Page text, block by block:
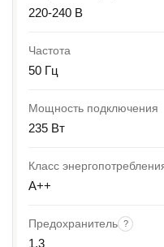
220-240 B
Частота
50 Гц
Мощность подключения
235 Вт
Класс
A++
Предохранитель ?
1,3